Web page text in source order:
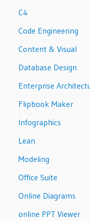
C4
Code Engineering
Content & Visual
Database Design
Enterprise
Flipbook Maker
Infographics
Lean
Modeling
Office Suite
Online Diagrams
online PPT Viewer